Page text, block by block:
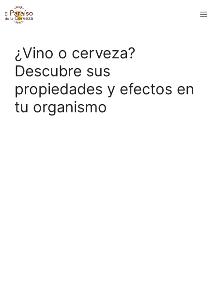
Saltar
al
¿Vino o cerveza?
Descubre sus
propiedades y efectos en
tu organismo